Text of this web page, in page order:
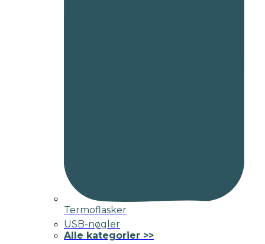
Termoflasker
USB-nøgler
Alle kategorier >>